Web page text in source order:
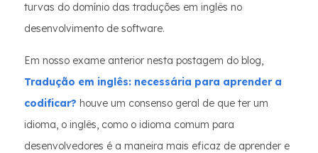
turvas do domínio das traduções em inglês no
desenvolvimento de software.
Em nosso exame anterior nesta postagem do blog,
Tradução em inglês: necessária para aprender a
codificar? houve um consenso geral de que ter um
idioma, o inglês, como o idioma comum para
desenvolvedores é a maneira mais eficaz de aprender e